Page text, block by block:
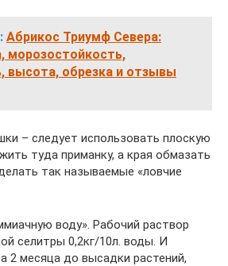
Абрикос Триумф Севера:
морозостойкость,
высота, обрезка и отзывы
– следует использовать плоскую
туда приманку, а края обмазать
так называемые «ловчие
воду». Рабочий раствор
селитры 0,2кг/10л. воды. И
2 месяца до высадки растений,